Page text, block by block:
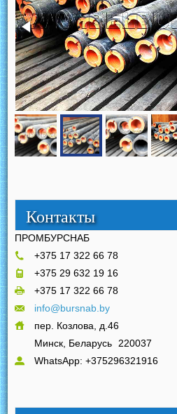
Контакты
ПРОМБУРСНАБ
+375 17 322 66 78
+375 29 632 19 16
+375 17 322 66 78
info@bursnab.by
пер. Козлова, д.46
Минск, Беларусь
220037
WhatsApp: +375296321916